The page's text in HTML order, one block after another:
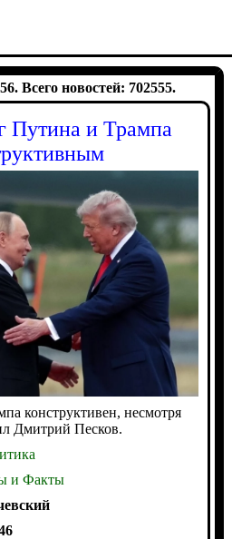
Всего новостей: 702555.
Путина и Трампа
конструктивен, несмотря
Дмитрий Песков.
и Факты